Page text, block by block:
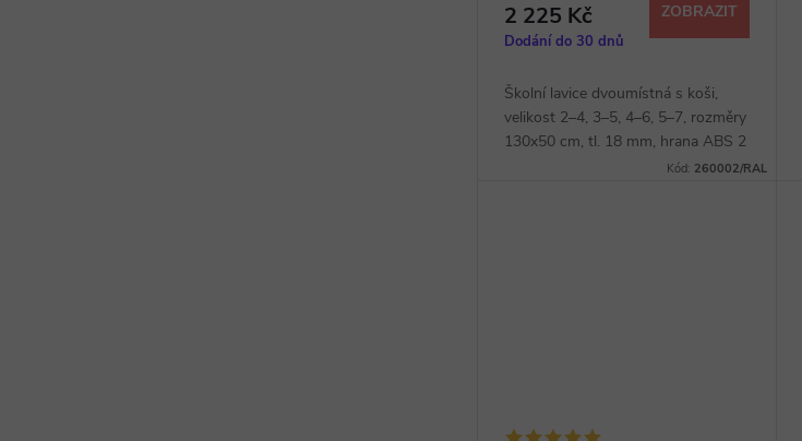
2 225 Kč
Dodání do 30 dnů
ZOBRAZIT
Školní lavice dvoumístná s koši,
velikost 2–4, 3–5, 4–6, 5–7, rozměry
130x50 cm, tl. 18 mm, hrana ABS 2
Kód: 260002/RAL